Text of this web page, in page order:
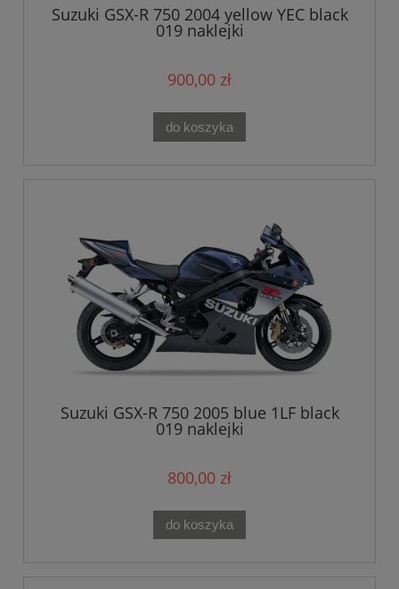
Suzuki GSX-R 750 2004 yellow YEC black
019 naklejki
900,00 zł
do koszyka
Suzuki GSX-R 750 2005 blue 1LF black
019 naklejki
800,00 zł
do koszyka